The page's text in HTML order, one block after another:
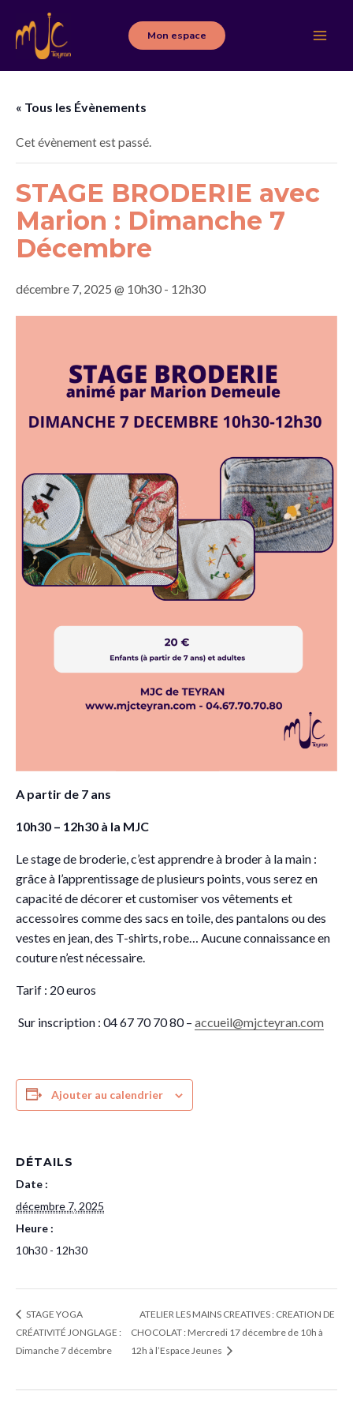
contenu
Mon espace
« Tous les Évènements
Cet évènement est passé.
STAGE BRODERIE avec
Marion : Dimanche 7
Décembre
décembre 7, 2025 @ 10h30 - 12h30
A partir de 7 ans
10h30 – 12h30 à la MJC
Le stage de broderie, c’est apprendre à broder à la main :
grâce à l’apprentissage de plusieurs points, vous serez en
capacité de décorer et customiser vos vêtements et
accessoires comme des sacs en toile, des pantalons ou des
vestes en jean, des T-shirts, robe… Aucune connaissance en
couture n’est nécessaire.
Tarif : 20 euros
Sur inscription : 04 67 70 70 80 – accueil@mjcteyran.com
Ajouter au calendrier
DÉTAILS
Date :
décembre 7, 2025
Heure :
10h30 - 12h30
STAGE YOGA
CRÉATIVITÉ JONGLAGE :
Dimanche 7 décembre
ATELIER LES MAINS CREATIVES : CREATION DE
CHOCOLAT : Mercredi 17 décembre de 10h à
12h à l’Espace Jeunes